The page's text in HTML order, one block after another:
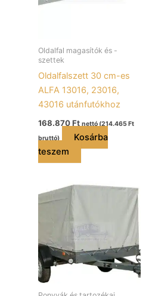
Oldalfal magasítók és -
szettek
Oldalfalszett 30 cm-es
ALFA 13016, 23016,
43016 utánfutókhoz
168.870Ft nettó (214.465 Ft
bruttó)
Kosárba
teszem